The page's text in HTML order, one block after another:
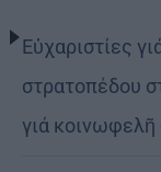
Εὐχαριστίες
στρατοπέδου
γιά